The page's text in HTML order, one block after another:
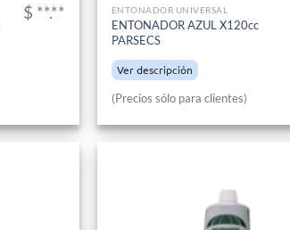
$ **.** ENTONADOR UNIVERSAL
ENTONADOR AZUL X120cc
PARSECS
Ver descripción
(Precios sólo para clientes)